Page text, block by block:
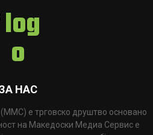
НАС
е трговско друштво основано
на Македоски Медиа Сервис е